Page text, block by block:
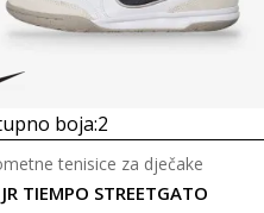
boja:2
TIEMPO STREETGATO
tenisice za dječake